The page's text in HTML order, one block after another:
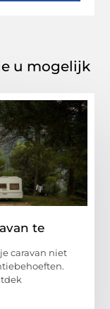
u mogelijk
te
caravan niet